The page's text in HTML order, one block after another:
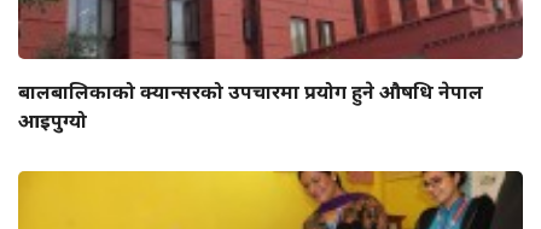
बालबालिकाको क्यान्सरको उपचारमा प्रयोग हुने औषधि नेपाल
आइपुग्यो